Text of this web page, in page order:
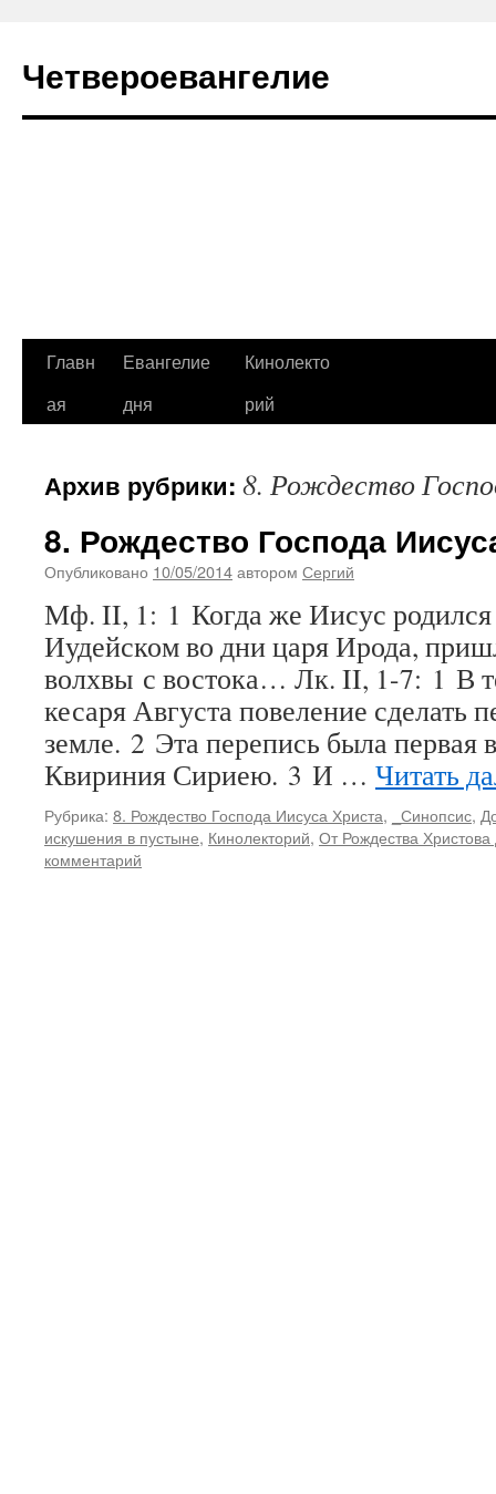
Четвероевангелие
Перейти
Главн
ая
Евангелие
дня
Кинолекто
рий
Архив рубрики: 8. Рождество
8. Рождество Господа
Опубликовано 10/05/2014автором Сергий
Мф. II, 1: 1 Когда же Иисус
Иудейском во дни царя Ирода,
волхвы с востока… Лк. II, 1-7: 1 В
кесаря Августа повеление сделать
земле. 2 Эта перепись была первая
Квириния Сириею. 3 И … Читать
Рубрика: 8. Рождество Господа Иисуса Христа, _Синопсис,
искушения в пустыне, Кинолекторий, От Рождества
комментарий